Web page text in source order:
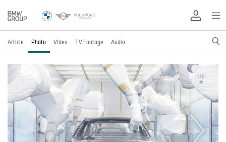
Article Photo Video TV Footage Audio